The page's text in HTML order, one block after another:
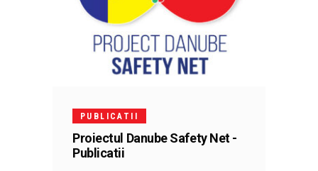
PUBLICATII
Proiectul Danube Safety Net -
Publicatii